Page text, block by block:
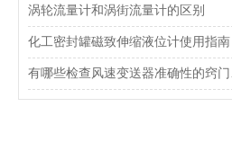
涡轮流量计和涡街流量计的区别
化工密封罐磁致伸缩液位计使用指南
有